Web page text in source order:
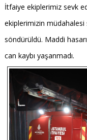
İtfaiye ekiplerimiz sevk
ekiplerimizin müdahalesi
söndürüldü. Maddi
can kaybı yaşanmadı.